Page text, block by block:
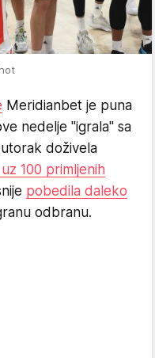
Meridianbet je puna
nedelje "igrala" sa
utorak doživela
100 primljenih
pobedila daleko
odbranu.